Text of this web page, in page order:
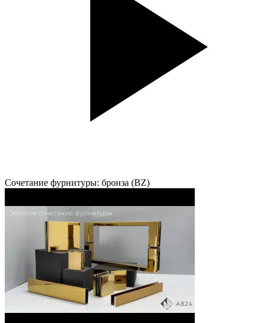
Сочетание фурнитуры: бронза (BZ)